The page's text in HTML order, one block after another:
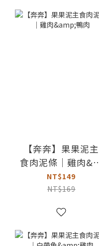
【奔奔】果果泥主
食肉泥條｜雞肉&
肉
NT$149
NT$169